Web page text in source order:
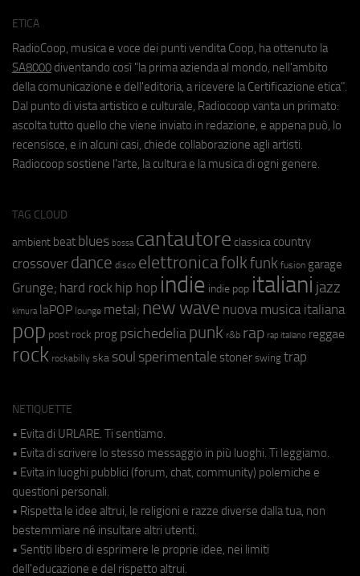
ETICA
RadioCoop, musica e voce dei punti vendita Coop, ha ottenuto la
SA8000 diventando così "la prima azienda al mondo, nell'ambito
della comunicazione e dell'editoria, a ricevere la Certificazione etica".
Dal punto di vista artistico e culturale, Radiocoop vanta un primato:
ascolta tutto quello che viene inviato in redazione, e appena può, lo
recensisce, e in alcuni casi, chiede collaborazione agli artisti.
Radiocoop sostiene l'arte, la cultura e la musica di ogni genere.
TAG CLOUD
ambient beat blues bossa cantautore classica country
crossover dance disco elettronicafolkfunk fusion garage
Grunge; hard rock hip hop indie indie pop italiani jazz
kimura laPOP lounge metal; new wave nuova musica italiana
pop post rock prog psichedeliapunk r&b rap rap italiano reggae
rock rockabilly ska soul sperimentale stoner swing trap
NETIQUETTE
• Evita di URLARE. Ti sentiamo.
• Evita di scrivere lo stesso messaggio in più luoghi. Ti leggiamo.
• Evita in luoghi pubblici (forum, chat, community) polemiche e
questioni personali.
• Rispetta le idee altrui, le religioni e razze diverse dalla tua, non
bestemmiare né insultare altri utenti.
• Sentiti libero di esprimere le proprie idee, nei limiti
dell'educazione e del rispetto altrui.